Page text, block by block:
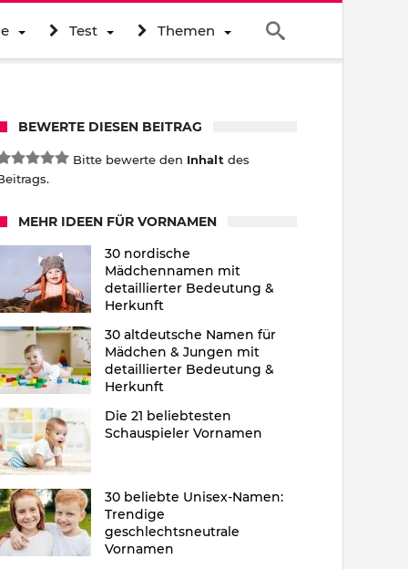
Test Themen
BEWERTE DIESEN BEITRAG
Bitte bewerte den Inhalt des
MEHR IDEEN FÜR VORNAMEN
30 nordische
Mädchennamen mit
detaillierter Bedeutung &
Herkunft
30 altdeutsche Namen für
Mädchen & Jungen mit
detaillierter Bedeutung &
Herkunft
Die 21 beliebtesten
Schauspieler Vornamen
30 beliebte Unisex-Namen:
Trendige
geschlechtsneutrale
Vornamen